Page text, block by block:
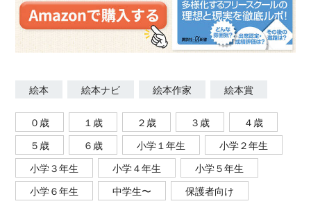
絵本 絵本ナビ 絵本作家 絵本賞
０歳 １歳 ２歳 ３歳
４歳
５歳
６歳 小学１年生
小学２年生
小学３年生
小学４年生
小学５年生
小学６年生
中学生〜 保護者向け